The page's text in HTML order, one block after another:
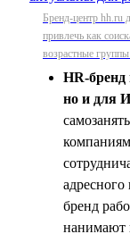
Бренд-центр hh.ru
привлечь как
возрастные
HR-бренд
но и для
бренд
нанимают